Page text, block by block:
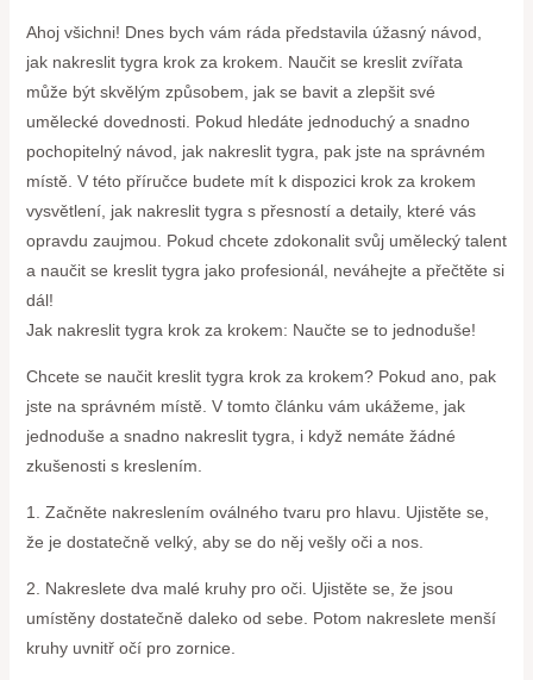
Ahoj všichni! Dnes bych vám ráda představila úžasný návod,
jak nakreslit tygra krok za krokem. Naučit se kreslit zvířata
může být skvělým způsobem, jak se bavit a zlepšit své
umělecké dovednosti. Pokud hledáte jednoduchý a snadno
pochopitelný návod, jak nakreslit tygra, pak jste na správném
místě. V této příručce budete mít k dispozici krok za krokem
vysvětlení, jak nakreslit tygra s přesností a detaily, které vás
opravdu zaujmou. Pokud chcete zdokonalit svůj umělecký talent
a naučit se kreslit tygra jako profesionál, neváhejte a přečtěte si
dál!
Jak nakreslit tygra krok za krokem: Naučte se to jednoduše!
Chcete se naučit kreslit tygra krok za krokem? Pokud ano, pak
jste na správném místě. V tomto článku vám ukážeme, jak
jednoduše a snadno nakreslit tygra, i když nemáte žádné
zkušenosti s kreslením.
1. Začněte nakreslením oválného tvaru pro hlavu. Ujistěte se,
že je dostatečně velký, aby se do něj vešly oči a nos.
2. Nakreslete dva malé kruhy pro oči. Ujistěte se, že jsou
umístěny dostatečně daleko od sebe. Potom nakreslete menší
kruhy uvnitř očí pro zornice.